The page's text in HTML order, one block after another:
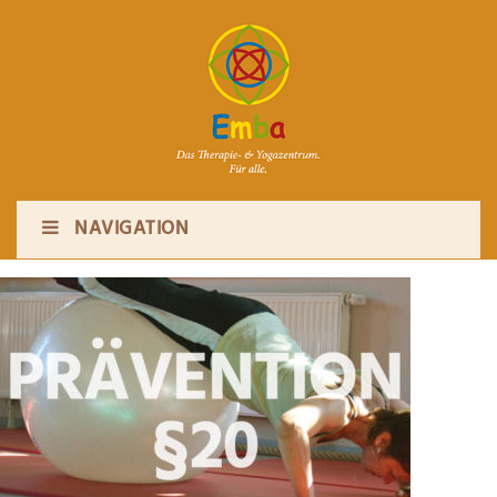
NAVIGATION